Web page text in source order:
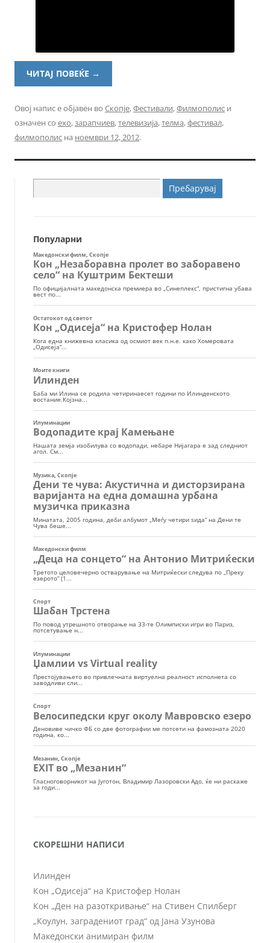
ЧИТАЈ ПОВЕЌЕ →
Овој напис е објавен во Скопје,Фестивали,Филмополис и
означен со ехо,зарапчиев,телевизија,телма,фестивал,
филмополис на ноември 12, 2012.
за:
Популарни
СКОРЕШНИ НАПИСИ
Илинден
Кон „Одисеја“ на Кристофер Нолан
Кон „Ден на разоткривање“ на Стивен Спилберг
„Коулун, заградениот град“ од Јана Узунова
Македонски анимиран филм